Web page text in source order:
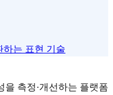
하는 표현 기술
을 측정·개선하는 플랫폼